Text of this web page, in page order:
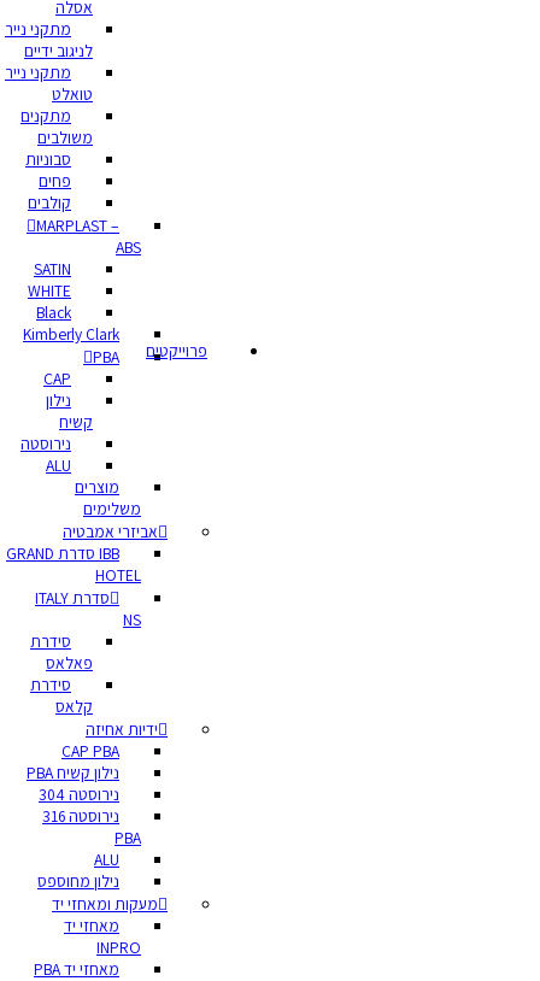
אסלה
מתקני נייר
לניגוב ידיים
מתקני נייר
טואלט
מתקנים
משולבים
סבוניות
פחים
קולבים
MARPLAST –
ABS
SATIN
WHITE
Black
Kimberly Clark
PBA
CAP
נילון
קשיח
נירוסטה
ALU
מוצרים
משלימים
אביזרי אמבטיה
IBB סדרת GRAND
HOTEL
סדרת ITALY
NS
סידרת
פאלאס
סידרת
קלאס
ידיות אחיזה
CAP PBA
נילון קשיח PBA
נירוסטה 304
נירוסטה 316
PBA
ALU
נילון מחוספס
מעקות ומאחזי יד
מאחזי יד
INPRO
מאחזי יד PBA
פרוייקטים